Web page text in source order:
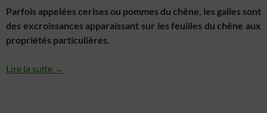
Parfois appelées cerises ou pommes du chêne, les galles sont
des excroissances apparaissant sur les feuilles du chêne aux
propriétés particulières.
Lire la suite →